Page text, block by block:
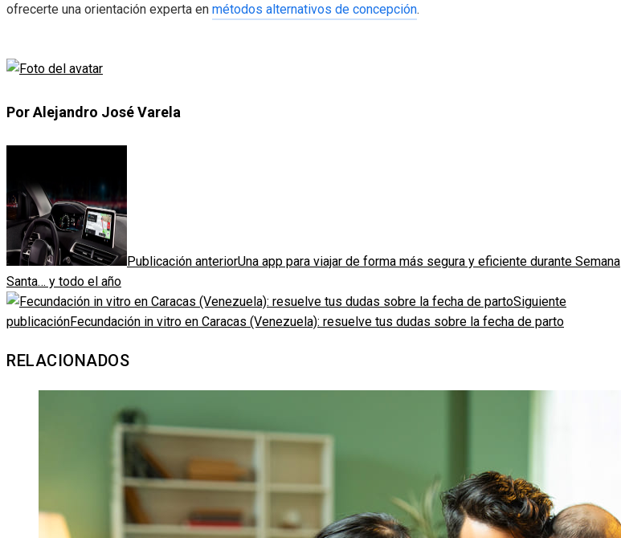
ofrecerte una orientación experta en métodos alternativos de concepción.
Por Alejandro José Varela
Publicación anteriorUna app para viajar de forma más segura y eficiente durante Semana
Santa… y todo el año
Siguiente
publicaciónFecundación in vitro en Caracas (Venezuela): resuelve tus dudas sobre la fecha de parto
RELACIONADOS